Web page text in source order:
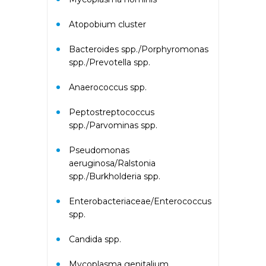
Аллергокомплекс перед
(Дрожжи пекарские f45, Яйцо
Аллергокомплекс
(ImmunoCap) (Триптаза,
k82, Хлоргексидин с8)
рините взрослые 2 IgE
(ImmunoCAP) (основные
ингаляционные аллергены:
тимофеевка, береза, полынь;
дополнительные
ингаляционные: амброзия,
Аллергокомплекс при астме/
Atopobium cluster
Bacteroides spp./Porphyromonas
spp./Prevotella spp.
Anaerococcus spp.
Peptostreptococcus
spp./Parvominas spp.
Pseudomonas
aeruginosa/Ralstonia
spp./Burkholderia spp.
Enterobacteriaceae/Enterococcus
spp.
Candida spp.